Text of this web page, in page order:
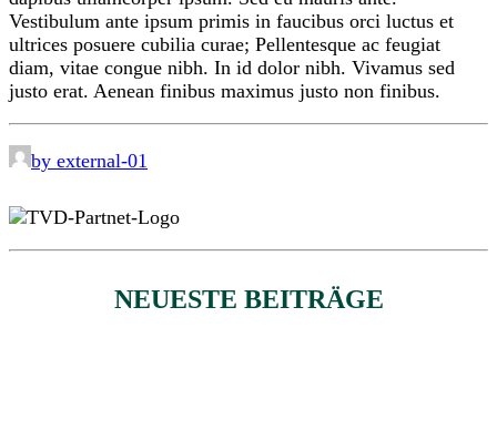
Vestibulum ante ipsum primis in faucibus orci luctus et
ultrices posuere cubilia curae; Pellentesque ac feugiat
diam, vitae congue nibh. In id dolor nibh. Vivamus sed
justo erat. Aenean finibus maximus justo non finibus.
by external-01
NEUESTE BEITRÄGE